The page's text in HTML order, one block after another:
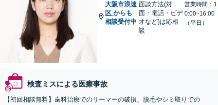
大阪市浪速
区 からも
相談受付中
面談方法(対
面・電話・ビデ
オなど)は応相
談
営業時間：1
0:00~16:00
（平日）
検査ミスによる医療事故
【初回相談無料】歯科治療でのリーマーの破損、脱毛やシミ取りでの